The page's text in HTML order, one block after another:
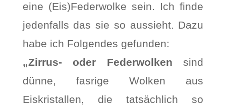
eine (Eis)Federwolke sein. Ich finde
jedenfalls das sie so aussieht. Dazu
habe ich Folgendes gefunden:
„Zirrus- oder Federwolken sind
dünne, fasrige Wolken aus
Eiskristallen, die tatsächlich so